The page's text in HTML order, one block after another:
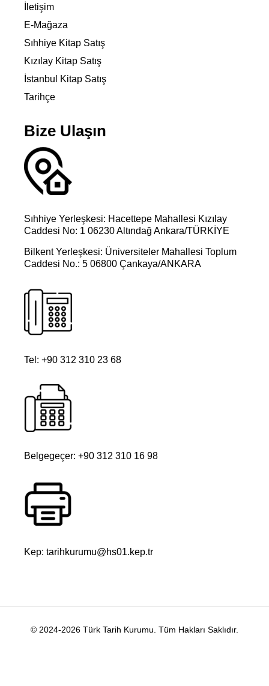
İletişim
E-Mağaza
Sıhhiye Kitap Satış
Kızılay Kitap Satış
İstanbul Kitap Satış
Tarihçe
Bize Ulaşın
Sıhhiye Yerleşkesi: Hacettepe Mahallesi Kızılay
Caddesi No: 1 06230 Altındağ Ankara/TÜRKİYE
Bilkent Yerleşkesi: Üniversiteler Mahallesi Toplum
Caddesi No.: 5 06800 Çankaya/ANKARA
Tel: +90 312 310 23 68
Belgegeçer: +90 312 310 16 98
Kep: tarihkurumu@hs01.kep.tr
© 2024-2026 Türk Tarih Kurumu. Tüm Hakları Saklıdır.